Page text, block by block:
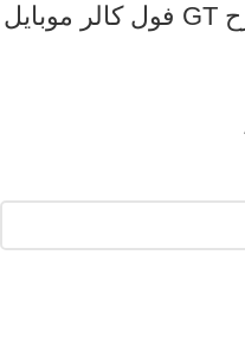
خطر عقب اسپرت 405 طرح GT فول کالر موبایل